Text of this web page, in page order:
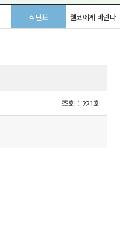
식단표 웰코에게 바란다
조회 : 221회